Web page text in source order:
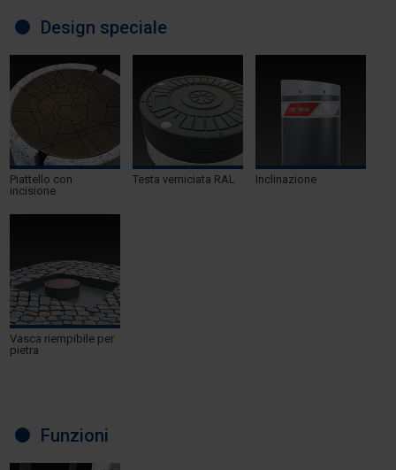
Design speciale
Piattello con
incisione
Testa verniciata RAL Inclinazione
Vasca riempibile per
pietra
Funzioni